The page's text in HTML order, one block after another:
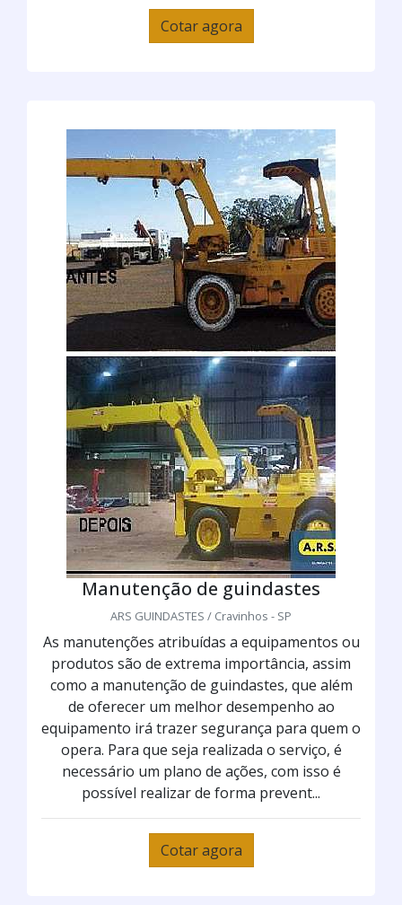
Cotar agora
Manutenção de guindastes
ARS GUINDASTES / Cravinhos - SP
As manutenções atribuídas a equipamentos ou
produtos são de extrema importância, assim
como a manutenção de guindastes, que além
de oferecer um melhor desempenho ao
equipamento irá trazer segurança para quem o
opera. Para que seja realizada o serviço, é
necessário um plano de ações, com isso é
possível realizar de forma prevent...
Cotar agora